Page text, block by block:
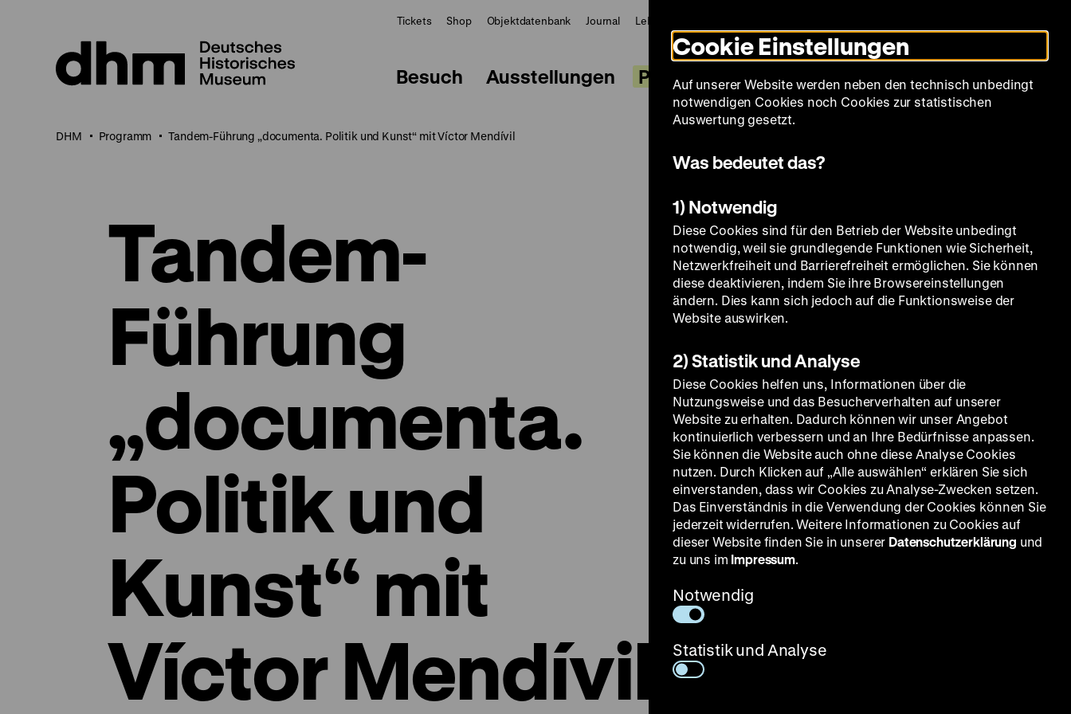
Seiteninhalt
springen
Tickets Shop Objektdatenbank Journal LeMO
Modus
umschalten
zum
Deutschen
Historischen
in
Deutscher
zum
Deutschen
Historischen
in
Leichter
Besuch Ausstellungen Programm Sammlung Bildung Museum
DHM Programm Tandem-Führung „documenta. Politik und Kunst“ mit Víctor Mendívil
Tandem-
Führung
„documenta.
Politik und
Kunst“ mit
Víctor Mendívil
Cookie Einstellungen
Auf unserer Website werden neben den technisch unbedingt
notwendigen Cookies noch Cookies zur statistischen
Auswertung gesetzt.
Was bedeutet das?
1) Notwendig
Diese Cookies sind für den Betrieb der Website unbedingt
notwendig, weil sie grundlegende Funktionen wie Sicherheit,
Netzwerkfreiheit und Barrierefreiheit ermöglichen. Sie können
diese deaktivieren, indem Sie ihre Browsereinstellungen
ändern. Dies kann sich jedoch auf die Funktionsweise der
Website auswirken.
2) Statistik und Analyse
Diese Cookies helfen uns, Informationen über die
Nutzungsweise und das Besucherverhalten auf unserer
Website zu erhalten. Dadurch können wir unser Angebot
kontinuierlich verbessern und an Ihre Bedürfnisse anpassen.
Sie können die Website auch ohne diese Analyse Cookies
nutzen. Durch Klicken auf „Alle auswählen“ erklären Sie sich
einverstanden, dass wir Cookies zu Analyse-Zwecken setzen.
Das Einverständnis in die Verwendung der Cookies können Sie
jederzeit widerrufen. Weitere Informationen zu Cookies auf
dieser Website finden Sie in unserer Datenschutzerklärung und
zu uns im Impressum.
Notwendig
Statistik und Analyse